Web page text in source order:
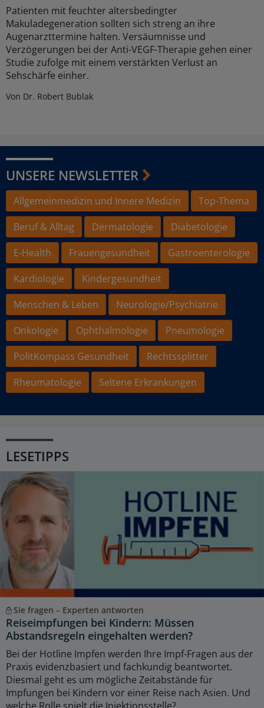
Patienten mit feuchter altersbedingter
Makuladegeneration sollten sich streng an ihre
Augenarzttermine halten. Versäumnisse und
Verzögerungen bei der Anti-VEGF-Therapie gehen einer
Studie zufolge mit einem verstärkten Verlust an
Sehschärfe einher.
Von Dr. Robert Bublak
UNSERE NEWSLETTER
Allgemeinmedizin und Innere Medizin
Top-Thema
Beruf & Alltag
Dermatologie
Diabetologie
E-Health
Frauengesundheit
Gastroenterologie
Kardiologie
Kindergesundheit
Menschen & Leben
Neurologie/Psychiatrie
Onkologie
Ophthalmologie
Pneumologie
PolitKompass Gesundheit
Rechtssplitter
Rheumatologie
Seltene Erkrankungen
LESETIPPS
Sie fragen – Experten antworten
Reiseimpfungen bei Kindern: Müssen
Abstandsregeln eingehalten werden?
Bei der Hotline Impfen werden Ihre Impf-Fragen aus der
Praxis evidenzbasiert und fachkundig beantwortet.
Diesmal geht es um mögliche Zeitabstände für
Impfungen bei Kindern vor einer Reise nach Asien. Und